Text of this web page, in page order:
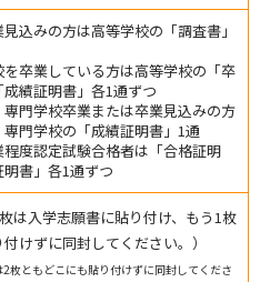
見込みの方は高等学校の「調査書」
を卒業している方は高等学校の「卒
績証明書」各1通ずつ
専門学校卒業または卒業見込みの方
門学校の「成績証明書」1通
程度認定試験合格者は「合格証明
書」各1通ずつ
は入学志願書に貼り付け、もう1枚
けずに同封してください。）
枚ともどこにも貼り付けずに同封してくださ